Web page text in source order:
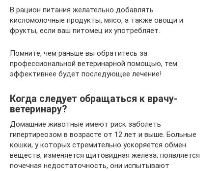
В рацион питания желательно добавлять
кисломолочные продукты, мясо, а также овощи и
фрукты, если ваш питомец их употребляет.
Помните, чем раньше вы обратитесь за
профессиональной ветеринарной помощью, тем
эффективнее будет последующее лечение!
Когда следует обращаться к врачу-
ветеринару?
Домашние животные имеют риск заболеть
гипертиреозом в возрасте от 12 лет и выше. Больные
кошки, у которых стремительно ускоряется обмен
веществ, изменяется щитовидная железа, появляется
почечная недостаточность, они испытывают